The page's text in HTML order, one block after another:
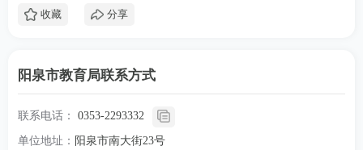
收藏 分享
阳泉市教育局联系方式
联系电话： 0353-2293332
单位地址： 阳泉市南大街23号